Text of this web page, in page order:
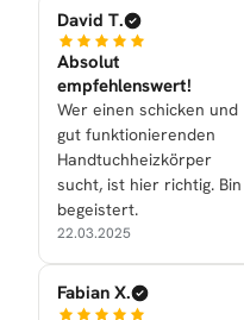
David T.
Absolut
empfehlenswert!
Wer einen schicken und
gut funktionierenden
Handtuchheizkörper
sucht, ist hier richtig. Bin
begeistert.
22.03.2025
Fabian X.